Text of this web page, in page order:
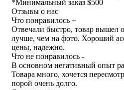
*Минимальный заказ $500
Отзывы о нас
Что понравилось +
Отвечали быстро, товар вышел
лучше, чем на фото. Хороший
цены, надежно.
Что не понравилось -
В основном негативный опыт
Товара много, хочется
порой очень долго.